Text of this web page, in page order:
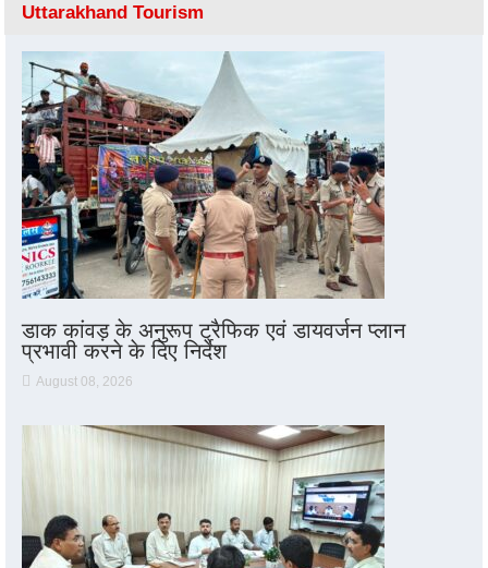
Uttarakhand Tourism
डाक कांवड़ के अनुरूप ट्रैफिक एवं डायवर्जन प्लान
प्रभावी करने के दिए निर्देश
August 08, 2026